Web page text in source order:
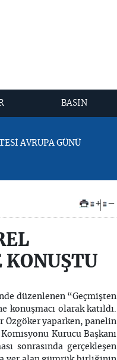
BASIN
AVRUPA GÜNÜ
+ –
KONUŞTU
düzenlenen “Geçmişten
olarak katıldı.
Özgöker yaparken, panelin
Kurucu Başkanı
sonrasında gerçekleşen